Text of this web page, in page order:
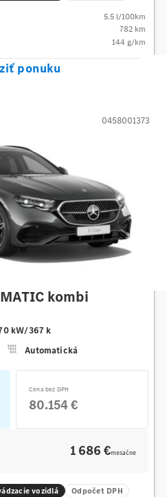
5.5 l/100km
782 km
144 g/km
ponuku
kombi
kW/367 k
Automatická
0458001373
Cena bez DPH
80.154 €
1 686 €mesačne
vozidlá Odpočet DPH